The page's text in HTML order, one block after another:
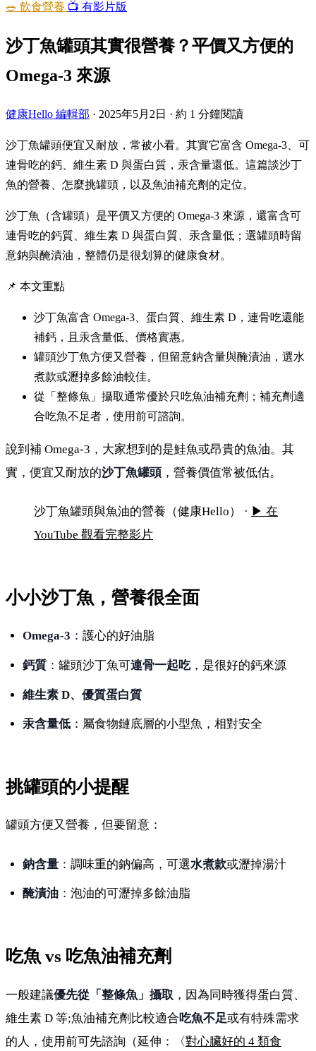
🥗 飲食營養 📺 有影片版
沙丁魚罐頭其實很營養？平價又方便的
Omega-3 來源
健康Hello 編輯部 · 2025年5月2日 · 約 1 分鐘閱讀
沙丁魚罐頭便宜又耐放，常被小看。其實它富含 Omega-3、可
連骨吃的鈣、維生素 D 與蛋白質，汞含量還低。這篇談沙丁
魚的營養、怎麼挑罐頭，以及魚油補充劑的定位。
沙丁魚（含罐頭）是平價又方便的 Omega-3 來源，還富含可
連骨吃的鈣質、維生素 D 與蛋白質、汞含量低；選罐頭時留
意鈉與醃漬油，整體仍是很划算的健康食材。
📌 本文重點
沙丁魚富含 Omega-3、蛋白質、維生素 D，連骨吃還能
補鈣，且汞含量低、價格實惠。
罐頭沙丁魚方便又營養，但留意鈉含量與醃漬油，選水
煮款或瀝掉多餘油較佳。
從「整條魚」攝取通常優於只吃魚油補充劑；補充劑適
合吃魚不足者，使用前可諮詢。
說到補 Omega-3，大家想到的是鮭魚或昂貴的魚油。其
實，便宜又耐放的沙丁魚罐頭，營養價值常被低估。
沙丁魚罐頭與魚油：方便的 Omega-3 來源
沙丁魚罐頭與魚油的營養（健康Hello） · ▶ 在
YouTube 觀看完整影片
小小沙丁魚，營養很全面
Omega-3 ：護心的好油脂
鈣質 ：罐頭沙丁魚可連骨一起吃，是很好的鈣來源
維生素 D、優質蛋白質
汞含量低 ：屬食物鏈底層的小型魚，相對安全
挑罐頭的小提醒
罐頭方便又營養，但要留意：
鈉含量 ：調味重的鈉偏高，可選水煮款或瀝掉湯汁
醃漬油 ：泡油的可瀝掉多餘油脂
吃魚 vs 吃魚油補充劑
一般建議優先從「整條魚」攝取 ，因為同時獲得蛋白質、
維生素 D 等;魚油補充劑比較適合吃魚不足或有特殊需求
的人，使用前可先諮詢（延伸：〈對心臟好的 4 類食